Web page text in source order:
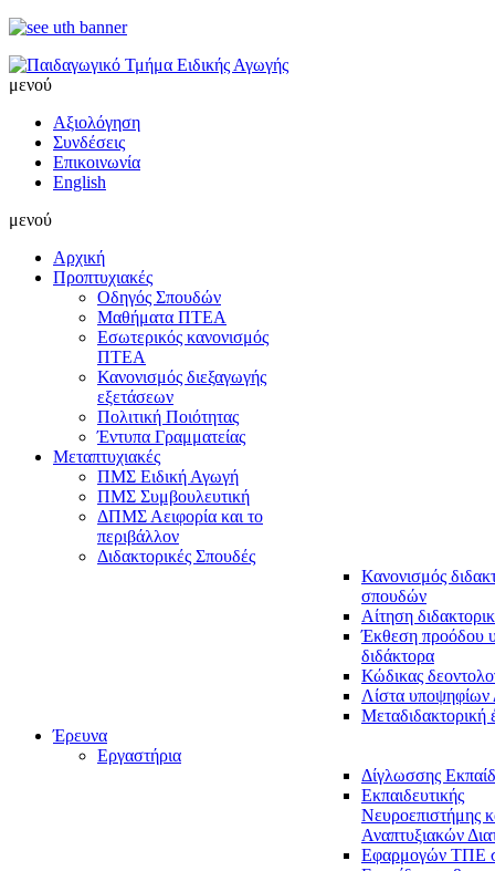
μενού
Αξιολόγηση
Συνδέσεις
Επικοινωνία
English
μενού
Αρχική
Προπτυχιακές
Οδηγός Σπουδών
Μαθήματα ΠΤΕΑ
Εσωτερικός κανονισμός
ΠΤΕΑ
Κανονισμός διεξαγωγής
εξετάσεων
Πολιτική Ποιότητας
Έντυπα Γραμματείας
Μεταπτυχιακές
ΠΜΣ Ειδική Αγωγή
ΠΜΣ Συμβουλευτική
ΔΠΜΣ Αειφορία και το
περιβάλλον
Διδακτορικές Σπουδές
Κανονισμός
σπουδών
Αίτηση
Έκθεση προόδου
διδάκτορα
Κώδικας
Λίστα υποψηφίων
Μεταδιδακτορική
Έρευνα
Εργαστήρια
Δίγλωσσης
Εκπαιδευτικής
Νευροεπιστήμης
Αναπτυξιακών
Εφαρμογών ΤΠΕ